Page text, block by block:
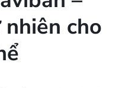
cho